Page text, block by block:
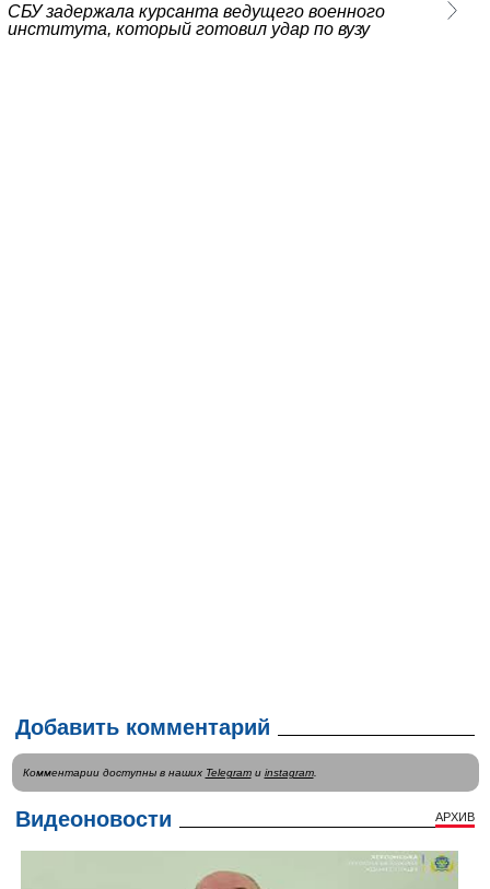
СБУ задержала курсанта ведущего военного
института, который готовил удар по вузу
Добавить комментарий
Комментарии доступны в наших Telegramи instagram.
Видеоновости АРХИВ